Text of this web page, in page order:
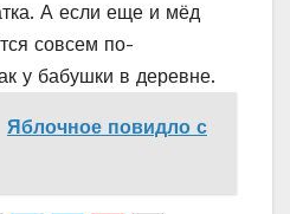
А если еще и мёд
совсем по-
у бабушки в деревне.
Яблочное повидло с